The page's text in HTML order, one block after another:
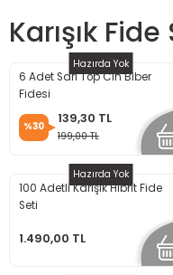
Karışık
Hazırda Yok
6 Adet Sarı Top Cin Biber
Fidesi
%30
139,30 TL
199,00 TL
Hazırda Yok
100 Adetli Karışık Hibrit Fide
Seti
1.490,00 TL